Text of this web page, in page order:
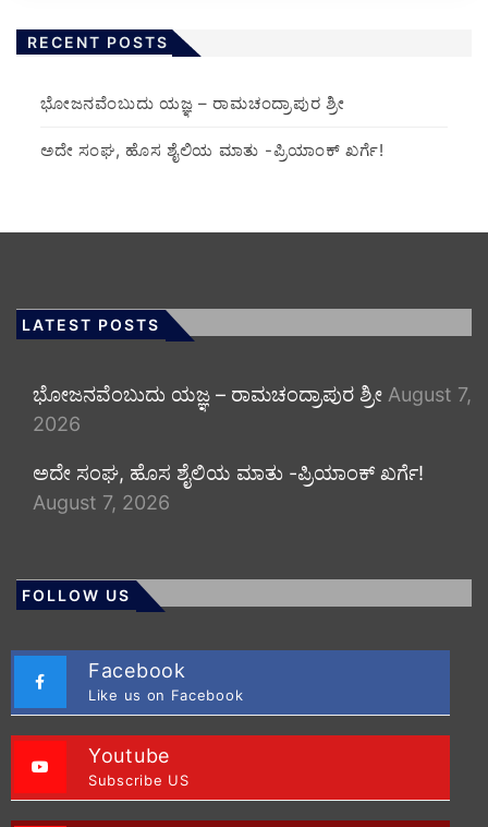
RECENT POSTS
ಭೋಜನವೆಂಬುದು ಯಜ್ಞ – ರಾಮಚಂದ್ರಾಪುರ ಶ್ರೀ
ಅದೇ ಸಂಘ, ಹೊಸ ಶೈಲಿಯ ಮಾತು -ಪ್ರಿಯಾಂಕ್ ಖರ್ಗೆ!
LATEST POSTS
ಭೋಜನವೆಂಬುದು ಯಜ್ಞ – ರಾಮಚಂದ್ರಾಪುರ ಶ್ರೀ August 7,
2026
ಅದೇ ಸಂಘ, ಹೊಸ ಶೈಲಿಯ ಮಾತು -ಪ್ರಿಯಾಂಕ್ ಖರ್ಗೆ!
August 7, 2026
FOLLOW US
Facebook
Like us on Facebook
Youtube
Subscribe US